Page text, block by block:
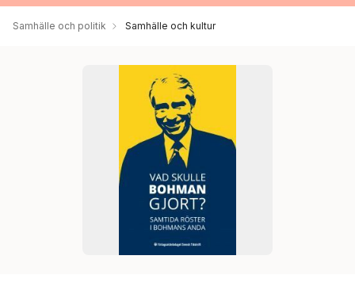
Samhälle och politik Samhälle och kultur